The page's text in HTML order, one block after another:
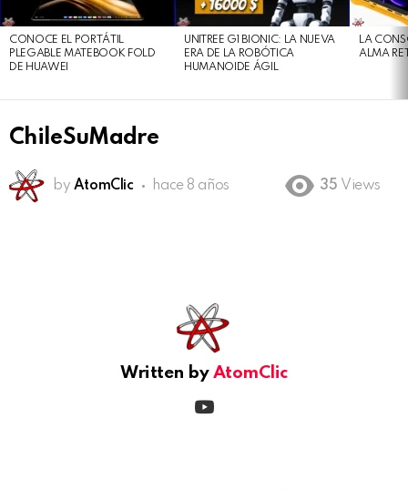
CONOCE EL PORTÁTIL
PLEGABLE MATEBOOK FOLD
DE HUAWEI
UNITREE G1 BIONIC: LA NUEVA
ERA DE LA ROBÓTICA
HUMANOIDE ÁGIL
LA
ALMA
ChileSuMadre
by AtomClic hace 8 años 35 Views
Written by AtomClic